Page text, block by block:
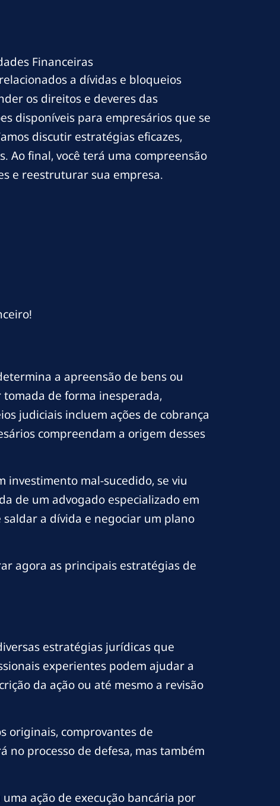
Financeiras
a dívidas e bloqueios
os direitos e deveres das
disponíveis para empresários que se
discutir estratégias eficazes,
Ao final, você terá uma compreensão
e reestruturar sua empresa.
a apreensão de bens ou
de forma inesperada,
judiciais incluem ações de cobrança
compreendam a origem desses
investimento mal-sucedido, se viu
de um advogado especializado em
a dívida e negociar um plano
agora as principais estratégias de
estratégias jurídicas que
experientes podem ajudar a
da ação ou até mesmo a revisão
originais, comprovantes de
no processo de defesa, mas também
ação de execução bancária por